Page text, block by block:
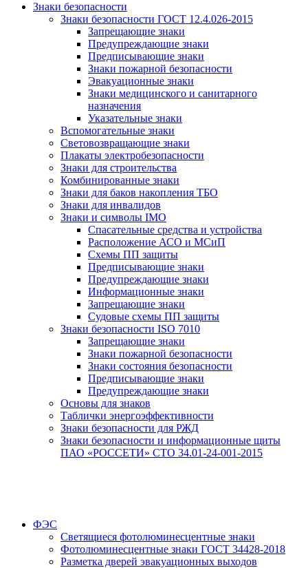
Знаки безопасности
Знаки безопасности ГОСТ 12.4.026-2015
Запрещающие знаки
Предупреждающие знаки
Предписывающие знаки
Знаки пожарной безопасности
Эвакуационные знаки
Знаки медицинского и санитарного
назначения
Указательные знаки
Вспомогательные знаки
Световозвращающие знаки
Плакаты электробезопасности
Знаки для строительства
Комбинированные знаки
Знаки для баков накопления ТБО
Знаки для инвалидов
Знаки и символы IMO
Спасательные средства и устройства
Расположение АСО и МСиП
Схемы ПП защиты
Предписывающие знаки
Предупреждающие знаки
Информационные знаки
Запрещающие знаки
Судовые схемы ПП защиты
Знаки безопасности ISO 7010
Запрещающие знаки
Знаки пожарной безопасности
Знаки состояния безопасности
Предписывающие знаки
Предупреждающие знаки
Основы для знаков
Таблички энергоэффективности
Знаки безопасности для РЖД
Знаки безопасности и информационные щиты
ПАО «РОССЕТИ» СТО 34.01-24-001-2015
ФЭС
Светящиеся фотолюминесцентные знаки
Фотолюминесцентные знаки ГОСТ 34428-2018
Разметка дверей эвакуационных выходов